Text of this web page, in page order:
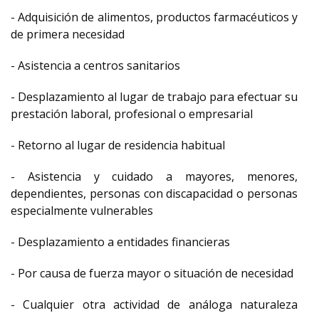
- Adquisición de alimentos, productos farmacéuticos y
de primera necesidad
- Asistencia a centros sanitarios
- Desplazamiento al lugar de trabajo para efectuar su
prestación laboral, profesional o empresarial
- Retorno al lugar de residencia habitual
- Asistencia y cuidado a mayores, menores,
dependientes, personas con discapacidad o personas
especialmente vulnerables
- Desplazamiento a entidades financieras
- Por causa de fuerza mayor o situación de necesidad
- Cualquier otra actividad de análoga naturaleza